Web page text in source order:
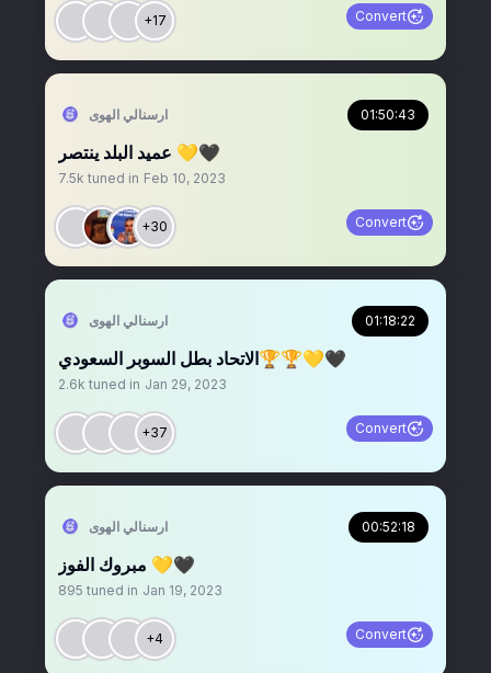
+17 Convert
‏ارسنالي الهوى 01:50:43
عميد البلد ينتصر 💛🖤
7.5k tuned in Feb 10, 2023
+30 Convert
‏ارسنالي الهوى 01:18:22
الاتحاد بطل السوبر السعودي🏆🏆💛🖤
2.6k tuned in Jan 29, 2023
+37 Convert
‏ارسنالي الهوى 00:52:18
مبروك الفوز 💛🖤
895 tuned in Jan 19, 2023
+4 Convert